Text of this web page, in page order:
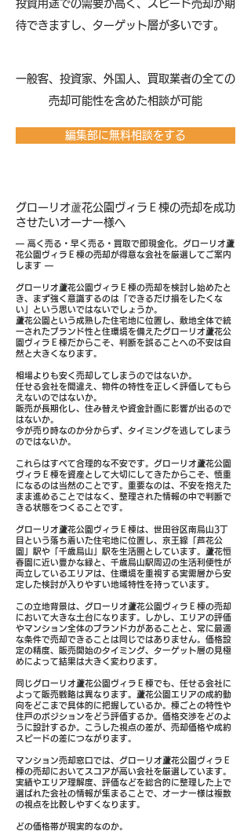
投資用途での需要が高く、スピード売却が期
待できますし、ターゲット層が多いです。
​一般客、投資家、外国人、買取業者の全ての
売却可能性を含めた相談が可能
編集部に無料相談をする
グローリオ蘆花公園ヴィラＥ棟の売却を成功
させたいオーナー様へ
― 高く売る・早く売る・買取で即現金化。グローリオ蘆
花公園ヴィラＥ棟の売却が得意な会社を厳選してご案内
します ―
グローリオ蘆花公園ヴィラＥ棟の売却を検討し始めたと
き、まず強く意識するのは「できるだけ損をしたくな
い」という思いではないでしょうか。
蘆花公園という成熟した住宅地に位置し、敷地全体で統
一されたブランド性と住環境を備えたグローリオ蘆花公
園ヴィラＥ棟だからこそ、判断を誤ることへの不安は自
然と大きくなります。
相場よりも安く売却してしまうのではないか。
任せる会社を間違え、物件の特性を正しく評価してもら
えないのではないか。
販売が長期化し、住み替えや資金計画に影響が出るので
はないか。
今が売り時なのか分からず、タイミングを逃してしまう
のではないか。
これらはすべて合理的な不安です。グローリオ蘆花公園
ヴィラＥ棟を資産として大切にしてきたからこそ、慎重
になるのは当然のことです。重要なのは、不安を抱えた
まま進めることではなく、整理された情報の中で判断で
きる状態をつくることです。
グローリオ蘆花公園ヴィラＥ棟は、世田谷区南烏山3丁
目という落ち着いた住宅地に位置し、京王線「芦花公
園」駅や「千歳烏山」駅を生活圏としています。蘆花恒
春園に近い豊かな緑と、千歳烏山駅周辺の生活利便性が
両立しているエリアは、住環境を重視する実需層から安
定した検討が入りやすい地域特性を持っています。
この立地背景は、グローリオ蘆花公園ヴィラＥ棟の売却
において大きな土台になります。しかし、エリアの評価
やマンション全体のブランド力があることと、常に最適
な条件で売却できることは同じではありません。価格設
定の精度、販売開始のタイミング、ターゲット層の見極
めによって結果は大きく変わります。
同じグローリオ蘆花公園ヴィラＥ棟でも、任せる会社に
よって販売戦略は異なります。蘆花公園エリアの成約動
向をどこまで具体的に把握しているか。棟ごとの特性や
住戸のポジションをどう評価するか。価格交渉をどのよ
うに設計するか。こうした視点の差が、売却価格や成約
スピードの差につながります。
マンション売却窓口では、グローリオ蘆花公園ヴィラＥ
棟の売却においてスコアが高い会社を厳選しています。
実績やエリア理解度、評価などを総合的に整理した上で
選ばれた会社の情報が集まることで、オーナー様は複数
の視点を比較しやすくなります。
どの価格帯が現実的なのか。